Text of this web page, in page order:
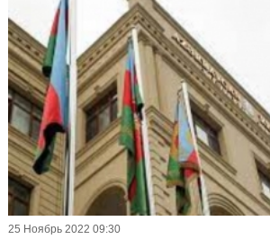
25 Ноябрь 2022 09:30